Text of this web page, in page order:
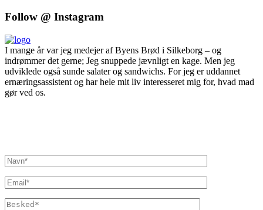
Follow @ Instagram
I mange år var jeg medejer af Byens Brød i Silkeborg – og
indrømmer det gerne; Jeg snuppede jævnligt en kage. Men jeg
udviklede også sunde salater og sandwichs. For jeg er uddannet
ernæringsassistent og har hele mit liv interesseret mig for, hvad mad
gør ved os.